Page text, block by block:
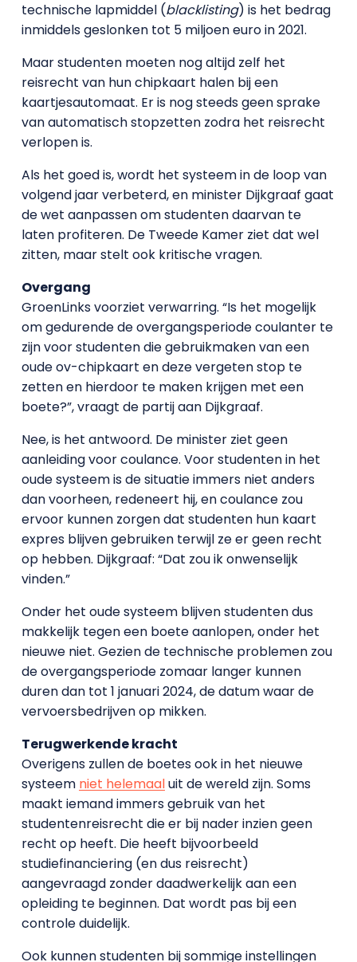
technische lapmiddel (blacklisting) is het bedrag
inmiddels geslonken tot 5 miljoen euro in 2021.
Maar studenten moeten nog altijd zelf het
reisrecht van hun chipkaart halen bij een
kaartjesautomaat. Er is nog steeds geen sprake
van automatisch stopzetten zodra het reisrecht
verlopen is.
Als het goed is, wordt het systeem in de loop van
volgend jaar verbeterd, en minister Dijkgraaf gaat
de wet aanpassen om studenten daarvan te
laten profiteren. De Tweede Kamer ziet dat wel
zitten, maar stelt ook kritische vragen.
Overgang
GroenLinks voorziet verwarring. “Is het mogelijk
om gedurende de overgangsperiode coulanter te
zijn voor studenten die gebruikmaken van een
oude ov-chipkaart en deze vergeten stop te
zetten en hierdoor te maken krijgen met een
boete?”, vraagt de partij aan Dijkgraaf.
Nee, is het antwoord. De minister ziet geen
aanleiding voor coulance. Voor studenten in het
oude systeem is de situatie immers niet anders
dan voorheen, redeneert hij, en coulance zou
ervoor kunnen zorgen dat studenten hun kaart
expres blijven gebruiken terwijl ze er geen recht
op hebben. Dijkgraaf: “Dat zou ik onwenselijk
vinden.”
Onder het oude systeem blijven studenten dus
makkelijk tegen een boete aanlopen, onder het
nieuwe niet. Gezien de technische problemen zou
de overgangsperiode zomaar langer kunnen
duren dan tot 1 januari 2024, de datum waar de
vervoersbedrijven op mikken.
Terugwerkende kracht
Overigens zullen de boetes ook in het nieuwe
systeem niet helemaaluit de wereld zijn. Soms
maakt iemand immers gebruik van het
studentenreisrecht die er bij nader inzien geen
recht op heeft. Die heeft bijvoorbeeld
studiefinanciering (en dus reisrecht)
aangevraagd zonder daadwerkelijk aan een
opleiding te beginnen. Dat wordt pas bij een
controle duidelijk.
Ook kunnen studenten bij sommige instellingen